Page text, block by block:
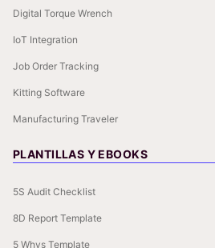
Digital Torque Wrench
IoT Integration
Job Order Tracking
Kitting Software
Manufacturing Traveler
PLANTILLAS Y EBOOKS
5S Audit Checklist
8D Report Template
5 Whys Template